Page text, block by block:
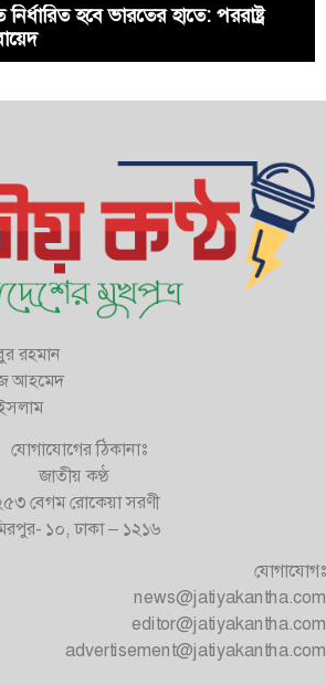
হবে ভারতের হাতে: পররাষ্ট্র
রহমান
আহমেদ
যোগাযোগের ঠিকানাঃ
জাতীয় কণ্ঠ
বেগম রোকেয়া সরণী
১০, ঢাকা – ১২১৬
যোগাযোগঃ
news@jatiyakantha.com
editor@jatiyakantha.com
advertisement@jatiyakantha.com